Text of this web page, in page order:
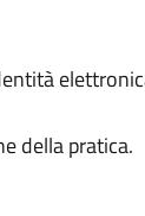
della pratica.